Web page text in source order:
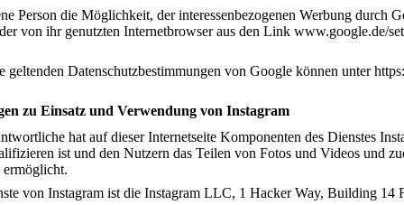
Person die Möglichkeit, der interessenbezogenen Werbung durch
von ihr genutzten Internetbrowser aus den Link www.google.de/
geltenden Datenschutzbestimmungen von Google können unter
zu Einsatz und Verwendung von Instagram
hat auf dieser Internetseite Komponenten des Dienstes
ist und den Nutzern das Teilen von Fotos und Videos und
ermöglicht.
von Instagram ist die Instagram LLC, 1 Hacker Way, Building